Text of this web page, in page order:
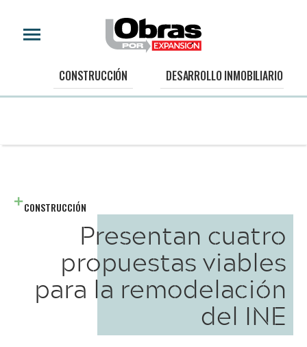
CONSTRUCCIÓN DESARROLLO INMOBILIARIO
CONSTRUCCIÓN
Presentan cuatro
propuestas viables
para la remodelación
del INE